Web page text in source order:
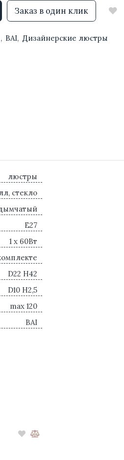
Заказ в один клик
, BAI, Дизайнерские люстры
люстры
стекло
E27
1 x 60Вт
D22 H42
D10 H2,5
max 120
BAI